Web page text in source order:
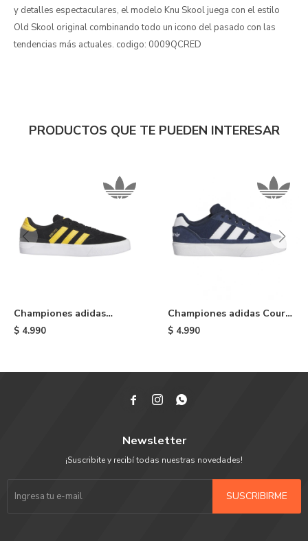
y detalles espectaculares, el modelo Knu Skool juega con el estilo
Old Skool original combinando todo un icono del pasado con las
tendencias más actuales. codigo: 0009QCRED
PRODUCTOS QUE TE PUEDEN INTERESAR
Championes adidas
Busenitz Vulc II - Black
$ 4.990
Championes adidas Court
TNS Premiere - Blue
$ 4.990
  
Newsletter
¡Suscribite y recibí todas nuestras novedades!
SUSCRIBIRME